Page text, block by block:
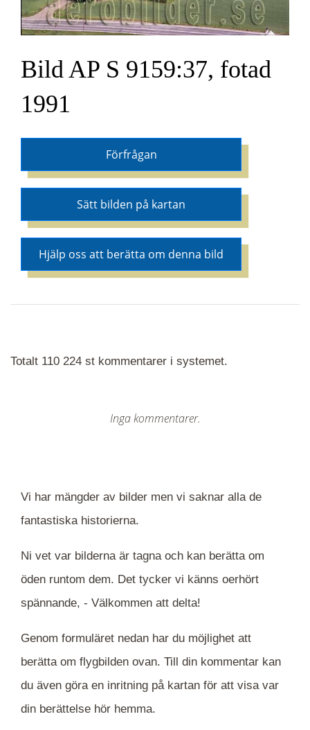
Bild AP S 9159:37, fotad
1991
Förfrågan
Sätt bilden på kartan
Hjälp oss att berätta om denna bild
Totalt 110 224 st kommentarer i systemet.
Inga kommentarer.
Vi har mängder av bilder men vi saknar alla de
fantastiska historierna.
Ni vet var bilderna är tagna och kan berätta om
öden runtom dem. Det tycker vi känns oerhört
spännande, - Välkommen att delta!
Genom formuläret nedan har du möjlighet att
berätta om flygbilden ovan. Till din kommentar kan
du även göra en inritning på kartan för att visa var
din berättelse hör hemma.